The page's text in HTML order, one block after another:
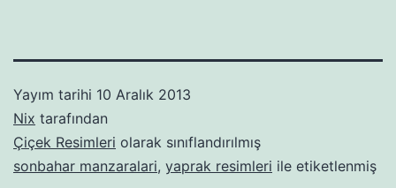
Yayım tarihi 10 Aralık 2013
Nix tarafından
Çiçek Resimleri olarak sınıflandırılmış
sonbahar manzaralari, yaprak resimleri ile etiketlenmiş